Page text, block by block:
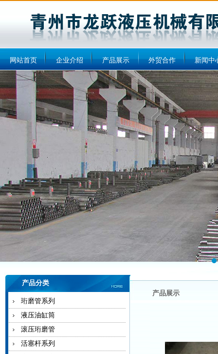
网站首页 企业介绍 产品展示 外贸合作 新闻中
产品分类
珩磨管系列
液压油缸筒
滚压珩磨管
活塞杆系列
产品展示